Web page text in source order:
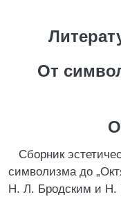
От
Сборник
символизма до
Н. Л. Бродским и Н.